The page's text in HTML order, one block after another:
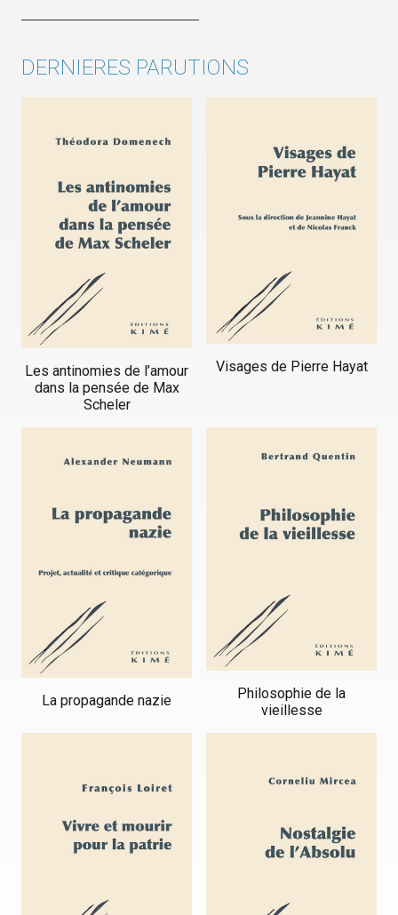
DERNIERES PARUTIONS
Les antinomies de l’amour
dans la pensée de Max
Scheler
Visages de Pierre Hayat
La propagande nazie
Philosophie de la
vieillesse